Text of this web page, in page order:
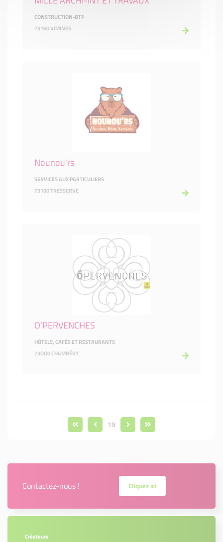
CONSTRUCTION-BTP
73160 VIMINES
Nounou'rs
SERVICES AUX PARTICULIERS
73100 TRESSERVE
O'PERVENCHES
HÔTELS, CAFÉS ET RESTAURANTS
73OO0 CHAMBÉRY
19
Contactez-nous ! Cliquez ici
Créateurs